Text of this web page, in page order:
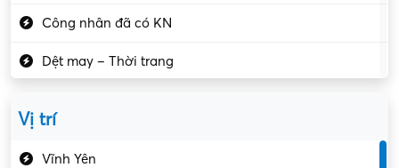
Công nhân đã có KN
Dệt may – Thời trang
Vị trí
Vĩnh Yên